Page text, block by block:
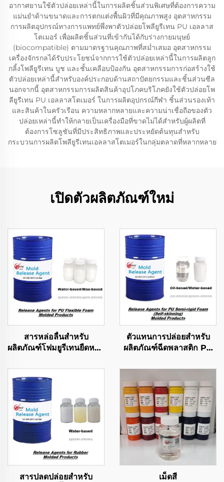
อากาศยานใช้ตัวปล่อยเหล่านี้ในการผลิตชิ้นส่วนพิเศษที่ต้องการความ
แม่นยำด้านขนาดและการตกแต่งพื้นผิวที่มีคุณภาพสูง อุตสาหกรรม
การผลิตอุปกรณ์ทางการแพทย์พึ่งพาตัวปล่อยโพลียูรีเทน PU เอลลาส
โตเมอร์ เพื่อผลิตชิ้นส่วนที่เข้ากันได้กับร่างกายมนุษย์
(biocompatible) ตามมาตรฐานคุณภาพที่สม่ำเสมอ อุตสาหกรรม
เครื่องจักรกลได้รับประโยชน์จากการใช้ตัวปล่อยเหล่านี้ในการผลิตลูก
กลิ้งโพลียูรีเทน บูช และชั้นเคลือบป้องกัน อุตสาหกรรมการก่อสร้างใช้
ตัวปล่อยเหล่านี้สำหรับองค์ประกอบด้านสถาปัตยกรรมและชิ้นส่วนซีล
นอกจากนี้ อุตสาหกรรมการผลิตสินค้าอุปโภคบริโภคยังใช้ตัวปล่อยโพ
ลียูรีเทน PU เอลลาสโตเมอร์ ในการผลิตอุปกรณ์กีฬา ชิ้นส่วนรองเท้า
และสินค้าในครัวเรือน ความหลากหลายและความน่าเชื่อถือของตัว
ปล่อยเหล่านี้ทำให้กลายเป็นเครื่องมือที่ขาดไม่ได้สำหรับผู้ผลิตที่
ต้องการโซลูชันที่มีประสิทธิภาพและประหยัดต้นทุนสำหรับ
กระบวนการผลิตโพลียูรีเทนเอลลาสโตเมอร์ในกลุ่มตลาดที่หลากหลาย
เปิดตัวผลิตภัณฑ์ใหม่
สารหล่อลื่นสำหรับ
ผลิตภัณฑ์โฟมยูรีเทนยืดหยุ่น
ตัวแทนการปล่อยสำหรับ
ผลิตภัณฑ์ฉีดพลาสติก PU
สารปลดปล่อยสำหรับ
เม็ดสี